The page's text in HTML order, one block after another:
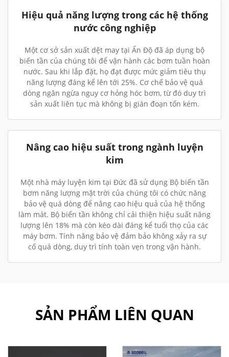
Hiệu quả năng lượng trong các hệ thống
nước công nghiệp
Một cơ sở sản xuất dệt may tại Ấn Độ đã áp dụng bộ
biến tần của chúng tôi để vận hành các bơm tuần hoàn
nước. Sau khi lắp đặt, họ đạt được mức giảm tiêu thụ
năng lượng đáng kể lên tới 25%. Cơ chế bảo vệ quá
dòng ngăn ngừa nguy cơ hỏng hóc bơm, từ đó duy trì
sản xuất liên tục mà không bị gián đoạn tốn kém.
Nâng cao hiệu suất trong ngành luyện
kim
Một nhà máy luyện kim tại Đức đã sử dụng Bộ biến tần
bơm năng lượng mặt trời của chúng tôi có chức năng
bảo vệ quá dòng để nâng cao hiệu quả của hệ thống
làm mát. Bộ biến tần không chỉ cải thiện hiệu suất năng
lượng lên 18% mà còn kéo dài đáng kể tuổi thọ của các
máy bơm. Tính năng bảo vệ đảm bảo không xảy ra sự
cố quá dòng, duy trì tính toàn vẹn trong vận hành.
SẢN PHẨM LIÊN QUAN